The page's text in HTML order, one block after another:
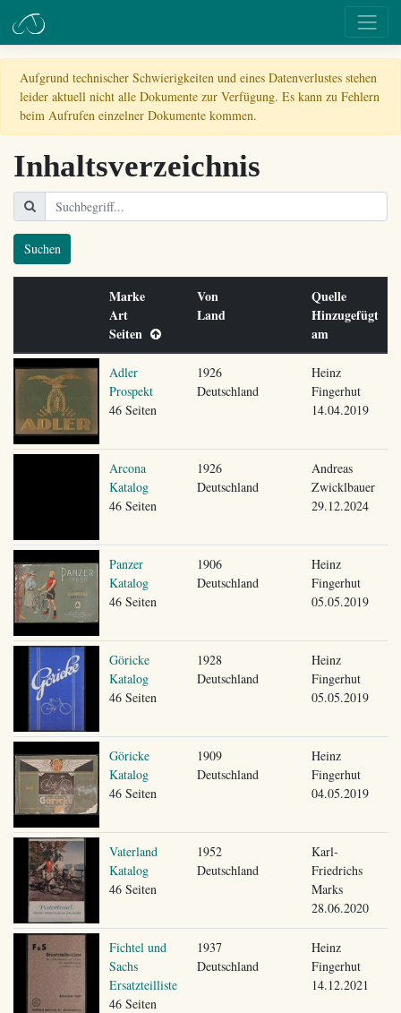
Aufgrund technischer Schwierigkeiten und eines Datenverlustes stehen
leider aktuell nicht alle Dokumente zur Verfügung. Es kann zu Fehlern
beim Aufrufen einzelner Dokumente kommen.
Inhaltsverzeichnis
Suchen
Marke
Art
Seiten
Von
Land
Quelle
Hinzugefügt
am
Adler
Prospekt
46 Seiten
1926
Deutschland
Heinz
Fingerhut
14.04.2019
Arcona
Katalog
46 Seiten
1926
Deutschland
Andreas
Zwicklbauer
29.12.2024
Panzer
Katalog
46 Seiten
1906
Deutschland
Heinz
Fingerhut
05.05.2019
Göricke
Katalog
46 Seiten
1928
Deutschland
Heinz
Fingerhut
05.05.2019
Göricke
Katalog
46 Seiten
1909
Deutschland
Heinz
Fingerhut
04.05.2019
Vaterland
Katalog
46 Seiten
1952
Deutschland
Karl-
Friedrichs
Marks
28.06.2020
Fichtel und
Sachs
Ersatzteilliste
46 Seiten
1937
Deutschland
Heinz
Fingerhut
14.12.2021